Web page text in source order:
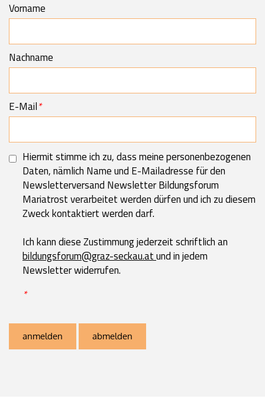
Security token
Reference
Secondary phone
Vorname
Nachname
E-Mail*
Hiermit stimme ich zu, dass meine personenbezogenen
Daten, nämlich Name und E-Mailadresse für den
Newsletterversand Newsletter Bildungsforum
Mariatrost verarbeitet werden dürfen und ich zu diesem
Zweck kontaktiert werden darf.
Ich kann diese Zustimmung jederzeit schriftlich an
bildungsforum@graz-seckau.atund in jedem
Newsletter widerrufen.
*